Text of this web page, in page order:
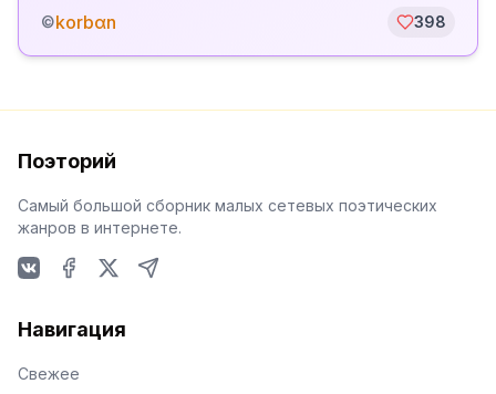
©korbαn 398
Поэторий
Самый большой сборник малых сетевых поэтических
жанров в интернете.
Навигация
Свежее